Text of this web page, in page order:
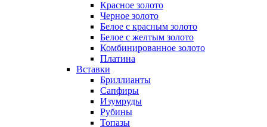
Красное золото
Черное золото
Белое с красным золото
Белое с желтым золото
Комбинированное золото
Платина
Вставки
Бриллианты
Сапфиры
Изумруды
Рубины
Топазы